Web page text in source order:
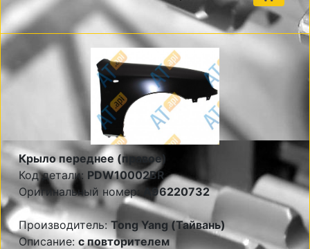
Крыло переднее (правое)
Код детали: PDW10002BR
Оригинальный номер:
A96220732
Производитель:Tong Yang (Тайвань)
Описание: с повторителем